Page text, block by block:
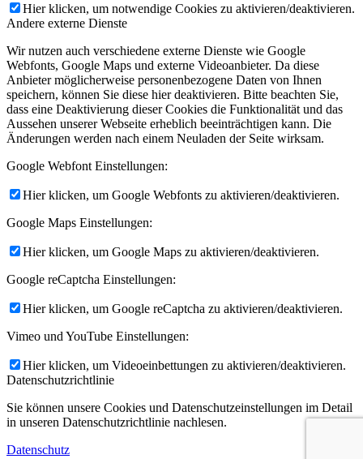
Hier klicken, um notwendige Cookies zu aktivieren/deaktivieren.
Andere externe Dienste
Wir nutzen auch verschiedene externe Dienste wie Google
Webfonts, Google Maps und externe Videoanbieter. Da diese
Anbieter möglicherweise personenbezogene Daten von Ihnen
speichern, können Sie diese hier deaktivieren. Bitte beachten Sie,
dass eine Deaktivierung dieser Cookies die Funktionalität und das
Aussehen unserer Webseite erheblich beeinträchtigen kann. Die
Änderungen werden nach einem Neuladen der Seite wirksam.
Google Webfont Einstellungen:
Hier klicken, um Google Webfonts zu aktivieren/deaktivieren.
Google Maps Einstellungen:
Hier klicken, um Google Maps zu aktivieren/deaktivieren.
Google reCaptcha Einstellungen:
Hier klicken, um Google reCaptcha zu aktivieren/deaktivieren.
Vimeo und YouTube Einstellungen:
Hier klicken, um Videoeinbettungen zu aktivieren/deaktivieren.
Datenschutzrichtlinie
Sie können unsere Cookies und Datenschutzeinstellungen im Detail
in unseren Datenschutzrichtlinie nachlesen.
Datenschutz